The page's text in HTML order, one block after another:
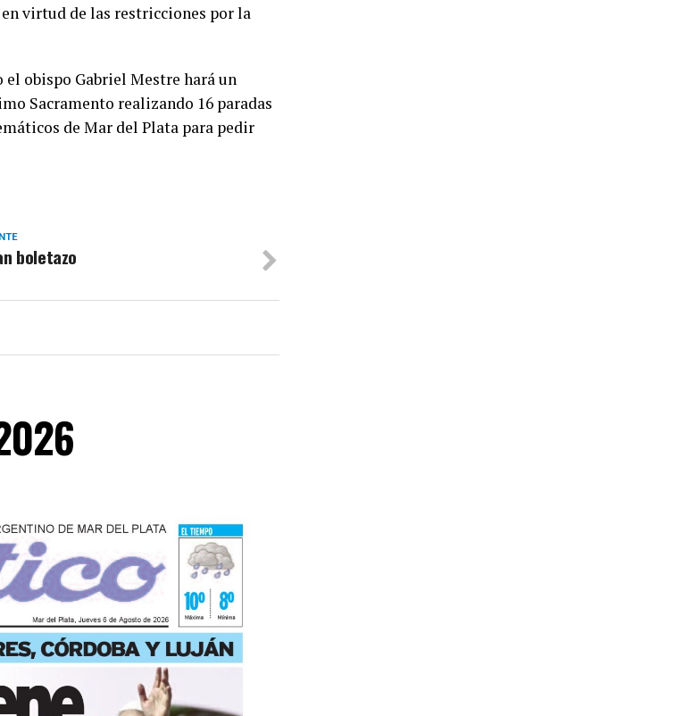
virtud de las restricciones por la
obispo Gabriel Mestre hará un
Sacramento realizando 16 paradas
de Mar del Plata para pedir
boletazo